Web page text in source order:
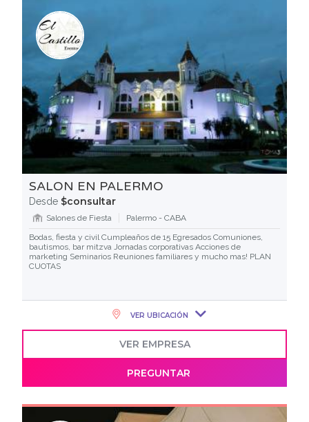
SALON EN PALERMO
Desde $consultar
Salones de Fiesta
Palermo - CABA
Bodas, fiesta y civil Cumpleaños de 15 Egresados Comuniones,
bautismos, bar mitzva Jornadas corporativas Acciones de
marketing Seminarios Reuniones familiares y mucho mas! PLAN
CUOTAS
VER UBICACIÓN
VER EMPRESA
PREGUNTAR